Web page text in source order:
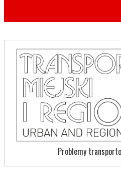
Problemy